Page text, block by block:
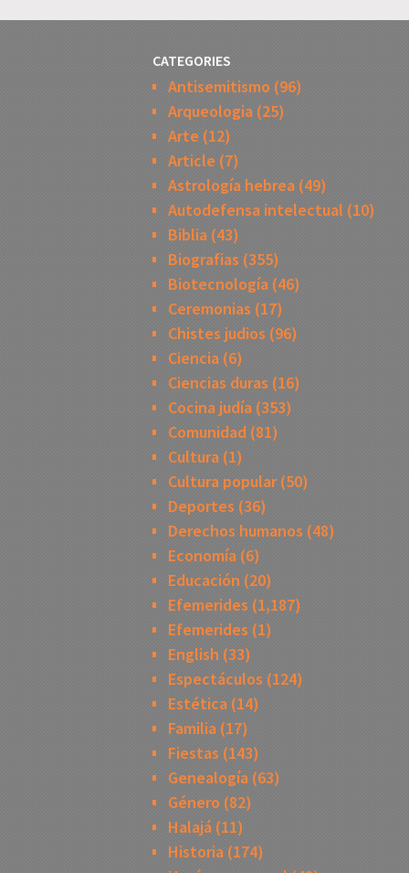
CATEGORIES
Antisemitismo (96)
Arqueologia (25)
Arte (12)
Article (7)
Astrología hebrea (49)
Autodefensa intelectual (10)
Biblia (43)
Biografias (355)
Biotecnología (46)
Ceremonias (17)
Chistes judios (96)
Ciencia (6)
Ciencias duras (16)
Cocina judía (353)
Comunidad (81)
Cultura (1)
Cultura popular(50)
Deportes (36)
Derechos humanos (48)
Economía (6)
Educación (20)
Efemerides (1,187)
Efemerides (1)
English (33)
Espectáculos (124)
Estética (14)
Familia (17)
Fiestas (143)
Genealogía (63)
Género (82)
Halajá (11)
Historia (174)